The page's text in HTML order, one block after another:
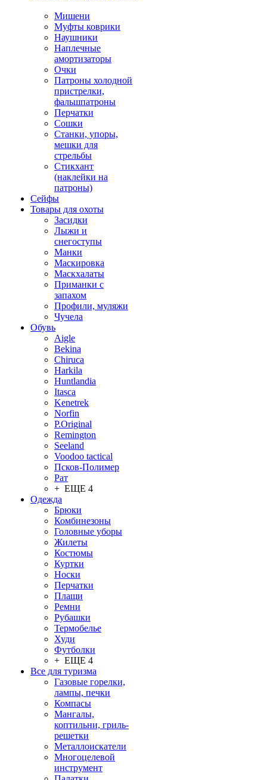
Мишени
Муфты коврики
Наушники
Наплечные
амортизаторы
Очки
Патроны холодной
пристрелки,
фальшпатроны
Перчатки
Сошки
Станки, упоры,
мешки для
стрельбы
Стикхант
(наклейки на
патроны)
Сейфы
Товары для охоты
Засидки
Лыжи и
снегоступы
Манки
Маскировка
Маскхалаты
Приманки с
запахом
Профили, муляжи
Чучела
Обувь
Aigle
Bekina
Chiruсa
Harkila
Huntlandia
Itasca
Kenetrek
Norfin
P.Original
Remington
Seeland
Voodoo tactical
Псков-Полимер
Рат
+ ЕЩЕ 4
Одежда
Брюки
Комбинезоны
Головные уборы
Жилеты
Костюмы
Куртки
Носки
Перчатки
Плащи
Ремни
Рубашки
Термобелье
Худи
Футболки
+ ЕЩЕ 4
Все для туризма
Газовые горелки,
лампы, печки
Компасы
Мангалы,
коптильни, гриль-
решетки
Металлоискатели
Многоцелевой
инструмент